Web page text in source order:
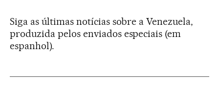
Siga as últimas notícias sobre a Venezuela,
produzida pelos enviados especiais (em
espanhol).